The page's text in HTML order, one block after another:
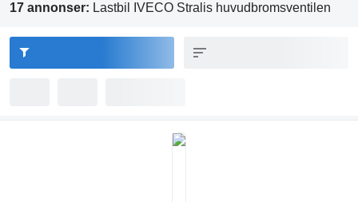
17 annonser: Lastbil IVECO Stralis huvudbromsventilen